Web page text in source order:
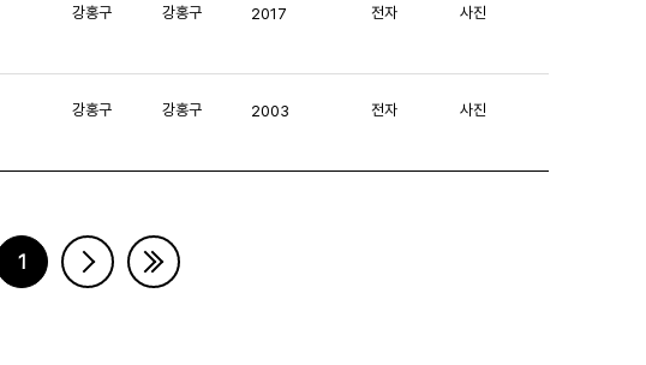
강홍구 강홍구 2017 전자 사진
강홍구 강홍구 2003 전자 사진
1